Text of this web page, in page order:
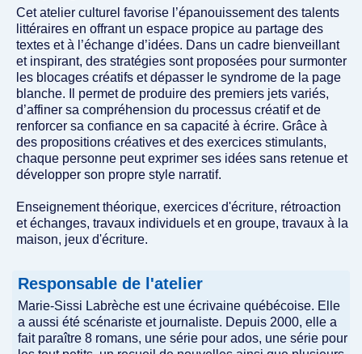
Cet atelier culturel favorise l’épanouissement des talents
littéraires en offrant un espace propice au partage des
textes et à l’échange d’idées. Dans un cadre bienveillant
et inspirant, des stratégies sont proposées pour surmonter
les blocages créatifs et dépasser le syndrome de la page
blanche. Il permet de produire des premiers jets variés,
d’affiner sa compréhension du processus créatif et de
renforcer sa confiance en sa capacité à écrire. Grâce à
des propositions créatives et des exercices stimulants,
chaque personne peut exprimer ses idées sans retenue et
développer son propre style narratif.
Enseignement théorique, exercices d'écriture, rétroaction
et échanges, travaux individuels et en groupe, travaux à la
maison, jeux d'écriture.
Responsable de l'atelier
Marie-Sissi Labrèche est une écrivaine québécoise. Elle
a aussi été scénariste et journaliste. Depuis 2000, elle a
fait paraître 8 romans, une série pour ados, une série pour